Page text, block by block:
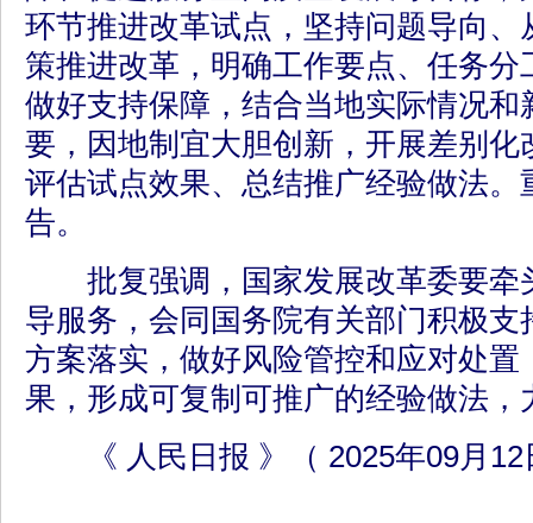
环节推进改革试点，坚持问题导向、
策推进改革，明确工作要点、任务
做好支持保障，结合当地实际情况和
要，因地制宜大胆创新，开展差别化
评估试点效果、总结推广经验做法。
告。
批复强调，国家发展改革委要牵
导服务，会同国务院有关部门积极
方案落实，做好风险管控和应对处置
果，形成可复制可推广的经验做法，
《 人民日报 》（ 2025年09月12